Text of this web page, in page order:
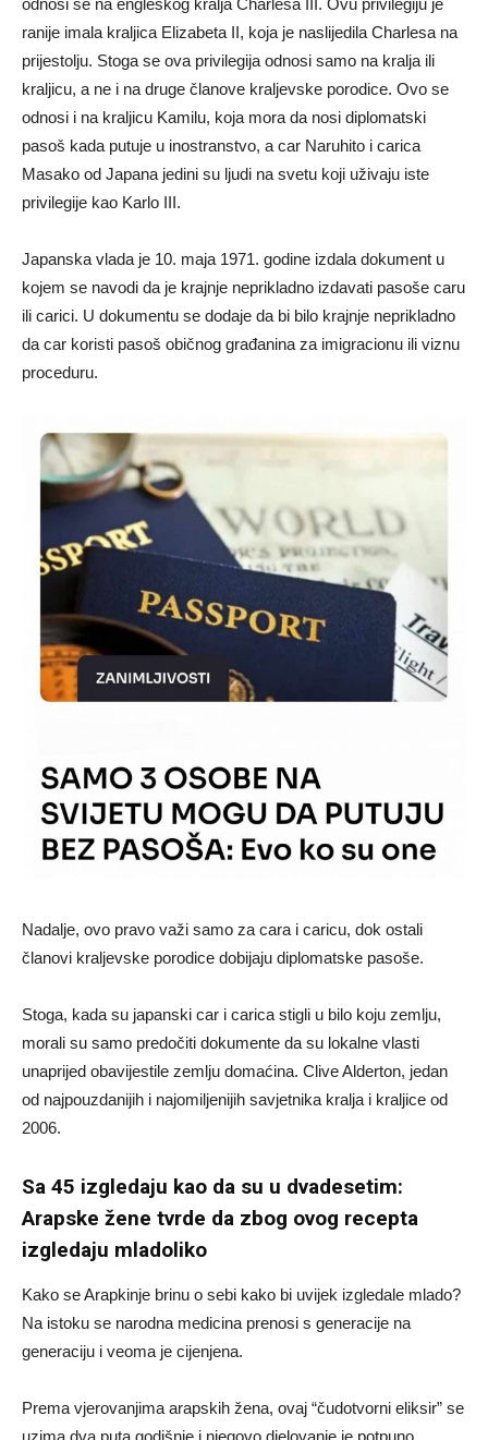
odnosi se na engleskog kralja Charlesa III. Ovu privilegiju je
ranije imala kraljica Elizabeta II, koja je naslijedila Charlesa na
prijestolju. Stoga se ova privilegija odnosi samo na kralja ili
kraljicu, a ne i na druge članove kraljevske porodice. Ovo se
odnosi i na kraljicu Kamilu, koja mora da nosi diplomatski
pasoš kada putuje u inostranstvo, a car Naruhito i carica
Masako od Japana jedini su ljudi na svetu koji uživaju iste
privilegije kao Karlo III.
Japanska vlada je 10. maja 1971. godine izdala dokument u
kojem se navodi da je krajnje neprikladno izdavati pasoše caru
ili carici. U dokumentu se dodaje da bi bilo krajnje neprikladno
da car koristi pasoš običnog građanina za imigracionu ili viznu
proceduru.
Nadalje, ovo pravo važi samo za cara i caricu, dok ostali
članovi kraljevske porodice dobijaju diplomatske pasoše.
Stoga, kada su japanski car i carica stigli u bilo koju zemlju,
morali su samo predočiti dokumente da su lokalne vlasti
unaprijed obavijestile zemlju domaćina. Clive Alderton, jedan
od najpouzdanijih i najomiljenijih savjetnika kralja i kraljice od
2006.
Sa 45 izgledaju kao da su u dvadesetim:
Arapske žene tvrde da zbog ovog recepta
izgledaju mladoliko
Kako se Arapkinje brinu o sebi kako bi uvijek izgledale mlado?
Na istoku se narodna medicina prenosi s generacije na
generaciju i veoma je cijenjena.
Prema vjerovanjima arapskih žena, ovaj “čudotvorni eliksir” se